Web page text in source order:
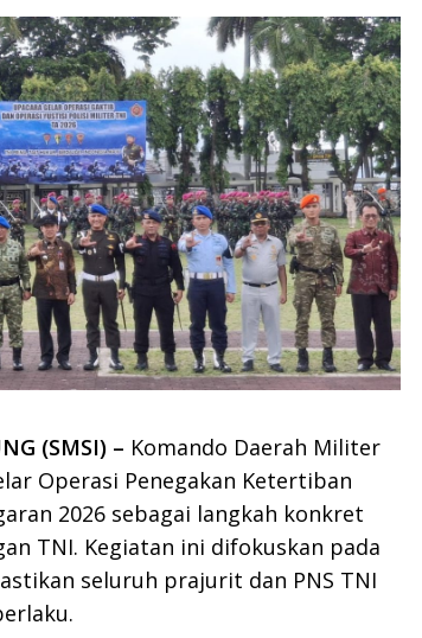
(SMSI) – Komando Daerah Militer
Operasi Penegakan Ketertiban
2026 sebagai langkah konkret
TNI. Kegiatan ini difokuskan pada
seluruh prajurit dan PNS TNI